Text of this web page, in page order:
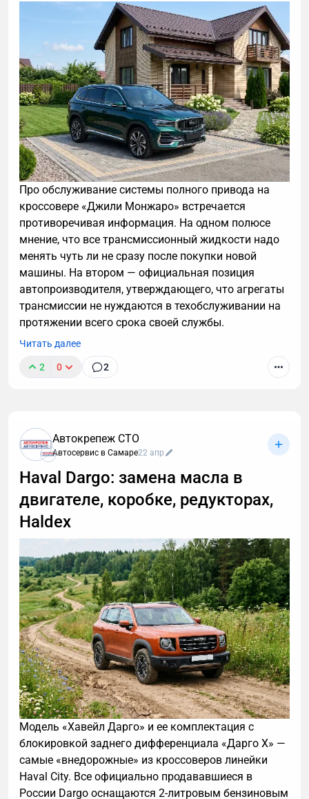
Про обслуживание системы полного привода на
кроссовере «Джили Монжаро» встречается
противоречивая информация. На одном полюсе
мнение, что все трансмиссионный жидкости надо
менять чуть ли не сразу после покупки новой
машины. На втором — официальная позиция
автопроизводителя, утверждающего, что агрегаты
трансмиссии не нуждаются в техобслуживании на
протяжении всего срока своей службы.
Читать далее
2 0 2
Автокрепеж СТО
Автосервис в Самаре22 апр
Haval Dargo: замена масла в
двигателе, коробке, редукторах,
Haldex
Модель «Хавейл Дарго» и ее комплектация с
блокировкой заднего дифференциала «Дарго X» —
самые «внедорожные» из кроссоверов линейки
Haval City. Все официально продававшиеся в
России Dargo оснащаются 2-литровым бензиновым